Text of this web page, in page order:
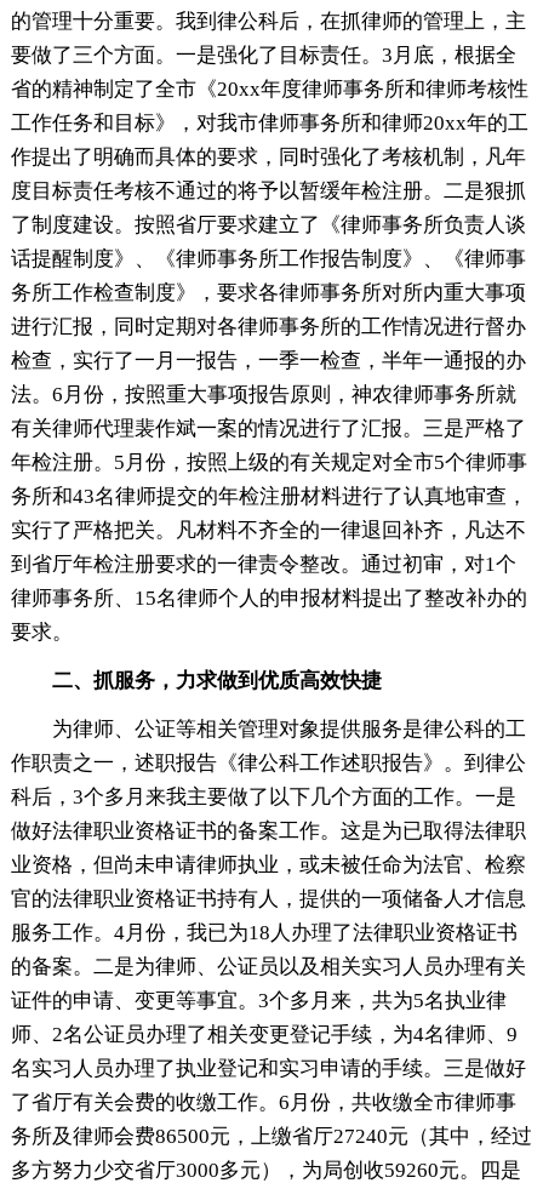
的管理十分重要。我到律公科后，在抓律师的管理上，主
要做了三个方面。一是强化了目标责任。3月底，根据全
省的精神制定了全市《20xx年度律师事务所和律师考核性
工作任务和目标》，对我市侓师事务所和律师20xx年的工
作提出了明确而具体的要求，同时强化了考核机制，凡年
度目标责任考核不通过的将予以暂缓年检注册。二是狠抓
了制度建设。按照省厅要求建立了《律师事务所负责人谈
话提醒制度》、《律师事务所工作报告制度》、《律师事
务所工作检查制度》，要求各律师事务所对所内重大事项
进行汇报，同时定期对各律师事务所的工作情况进行督办
检查，实行了一月一报告，一季一检查，半年一通报的办
法。6月份，按照重大事项报告原则，神农律师事务所就
有关律师代理裴作斌一案的情况进行了汇报。三是严格了
年检注册。5月份，按照上级的有关规定对全市5个律师事
务所和43名律师提交的年检注册材料进行了认真地审查，
实行了严格把关。凡材料不齐全的一律退回补齐，凡达不
到省厅年检注册要求的一律责令整改。通过初审，对1个
律师事务所、15名律师个人的申报材料提出了整改补办的
要求。
二、抓服务，力求做到优质高效快捷
为律师、公证等相关管理对象提供服务是律公科的工
作职责之一，述职报告《律公科工作述职报告》。到律公
科后，3个多月来我主要做了以下几个方面的工作。一是
做好法律职业资格证书的备案工作。这是为已取得法律职
业资格，但尚未申请律师执业，或未被任命为法官、检察
官的法律职业资格证书持有人，提供的一项储备人才信息
服务工作。4月份，我已为18人办理了法律职业资格证书
的备案。二是为律师、公证员以及相关实习人员办理有关
证件的申请、变更等事宜。3个多月来，共为5名执业律
师、2名公证员办理了相关变更登记手续，为4名律师、9
名实习人员办理了执业登记和实习申请的手续。三是做好
了省厅有关会费的收缴工作。6月份，共收缴全市律师事
务所及律师会费86500元，上缴省厅27240元（其中，经过
多方努力少交省厅3000多元），为局创收59260元。四是